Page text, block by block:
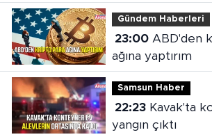
Gündem Haberleri
23:00ABD'den kripto para
ağına yaptırım
Samsun Haber
22:23Kavak'ta konteyner evde
yangın çıktı